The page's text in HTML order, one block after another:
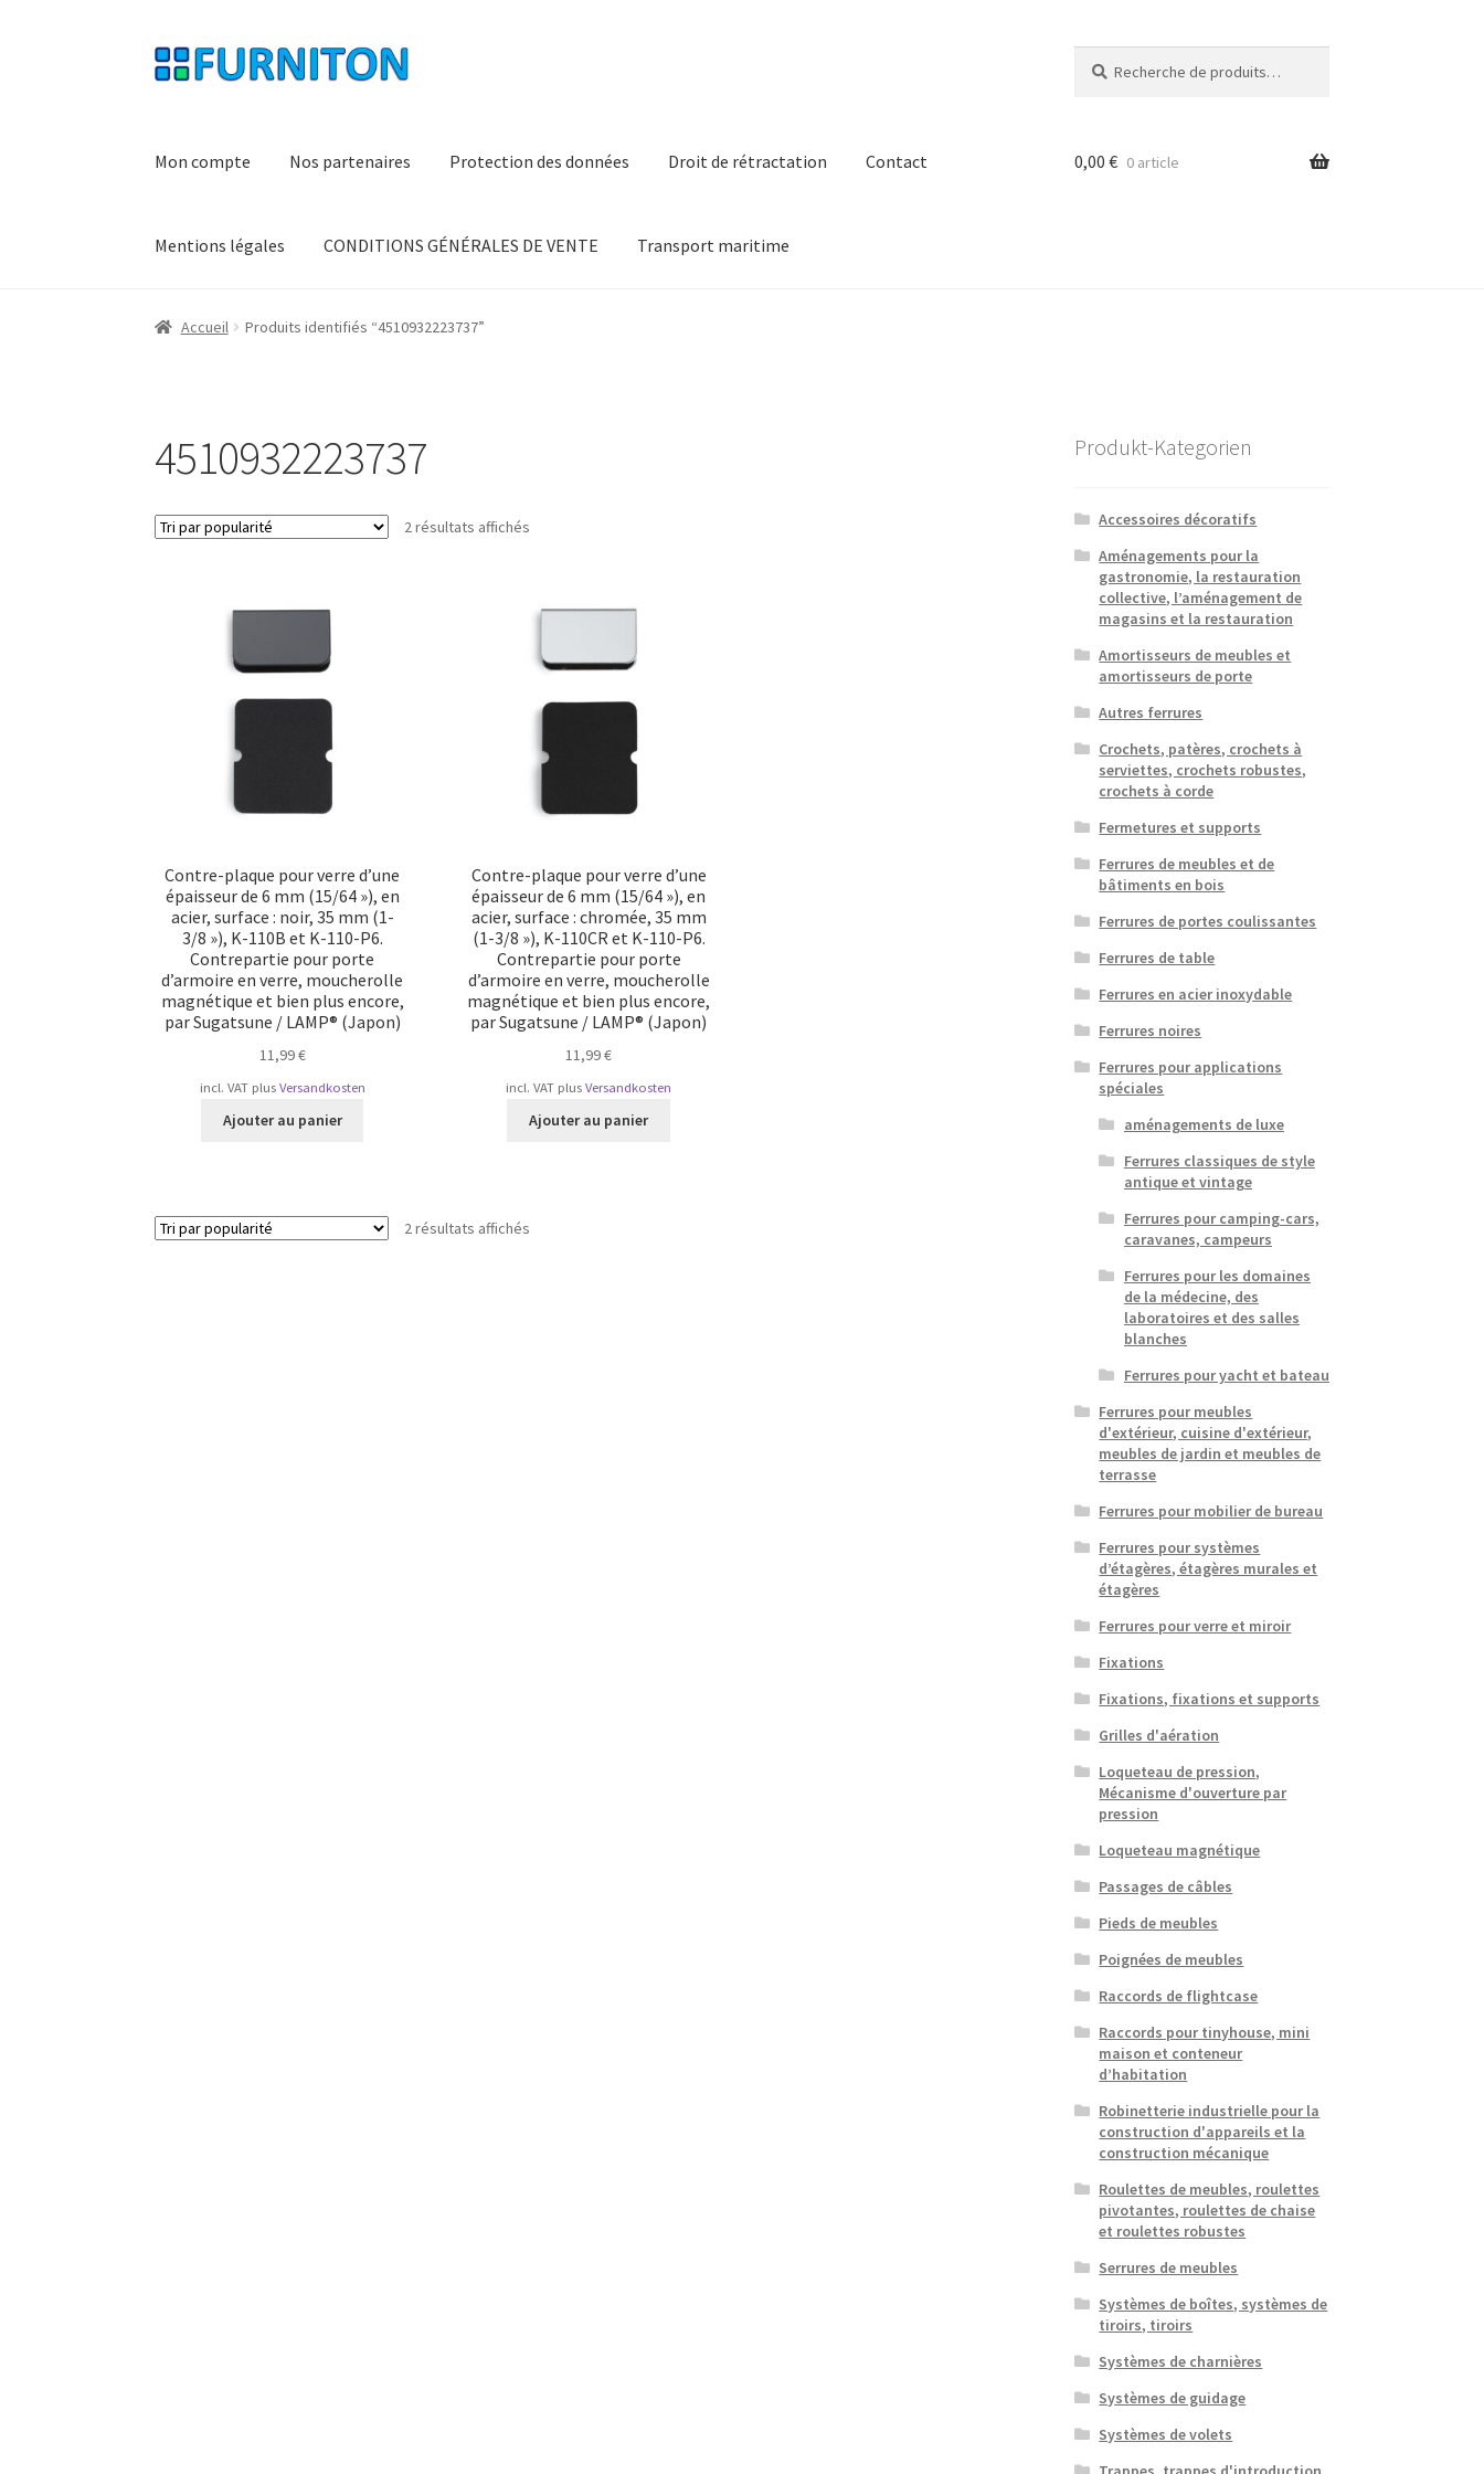
Aller
à
Aller
au
pour :
Mon compte Nos partenaires Protection des données Droit de rétractation Contact
Mentions légales CONDITIONS GÉNÉRALES DE VENTE Transport maritime
0,00 € 0 article
Accueil Produits identifiés “4510932223737”
4510932223737
2 résultats affichés
Contre-plaque pour verre d’une
épaisseur de 6 mm (15/64 »), en
acier, surface : noir, 35 mm (1-
3/8 »), K-110B et K-110-P6.
Contrepartie pour porte
d’armoire en verre, moucherolle
magnétique et bien plus encore,
par Sugatsune / LAMP® (Japon)
11,99€
incl. VAT plus Versandkosten
Ajouter au panier
Contre-plaque pour verre d’une
épaisseur de 6 mm (15/64 »), en
acier, surface : chromée, 35 mm
(1-3/8 »), K-110CR et K-110-P6.
Contrepartie pour porte
d’armoire en verre, moucherolle
magnétique et bien plus encore,
par Sugatsune / LAMP® (Japon)
11,99€
incl. VAT plusVersandkosten
Ajouter au panier
2 résultats affichés
Produkt-Kategorien
Accessoires décoratifs
Aménagements pour la
gastronomie, la restauration
collective, l’aménagement de
magasins et la restauration
Amortisseurs de meubles et
amortisseurs de porte
Autres ferrures
Crochets, patères, crochets à
serviettes, crochets robustes,
crochets à corde
Fermetures et supports
Ferrures de meubles et de
bâtiments en bois
Ferrures de portes coulissantes
Ferrures de table
Ferrures en acier inoxydable
Ferrures noires
Ferrures pour applications
spéciales
aménagements de luxe
Ferrures classiques de style
antique et vintage
Ferrures pour camping-cars,
caravanes, campeurs
Ferrures pour les domaines
de la médecine, des
laboratoires et des salles
blanches
Ferrures pour yacht et bateau
Ferrures pour meubles
d'extérieur, cuisine d'extérieur,
meubles de jardin et meubles de
terrasse
Ferrures pour mobilier de bureau
Ferrures pour systèmes
d’étagères, étagères murales et
étagères
Ferrures pour verre et miroir
Fixations
Fixations, fixations et supports
Grilles d'aération
Loqueteau de pression,
Mécanisme d'ouverture par
pression
Loqueteau magnétique
Passages de câbles
Pieds de meubles
Poignées de meubles
Raccords de flightcase
Raccords pour tinyhouse, mini
maison et conteneur
d’habitation
Robinetterie industrielle pour la
construction d'appareils et la
construction mécanique
Roulettes de meubles, roulettes
pivotantes, roulettes de chaise
et roulettes robustes
Serrures de meubles
Systèmes de boîtes, systèmes de
tiroirs, tiroirs
Systèmes de charnières
Systèmes de guidage
Systèmes de volets